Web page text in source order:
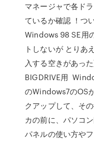
マネージャで各ド
ているか確認 ！つ
Windows 98 SE用
トしないが とりあ
入する空きがあっ
BIGDRIVE用
のWindows7のOS
クアップして、そ
カの前に、パソコ
パネルの使い方や